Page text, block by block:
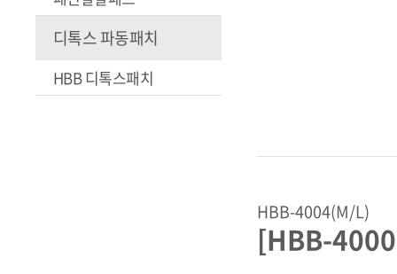
디톡스 파동패치
HBB 디톡스패치
HBB-4004(M/L)
[HBB-